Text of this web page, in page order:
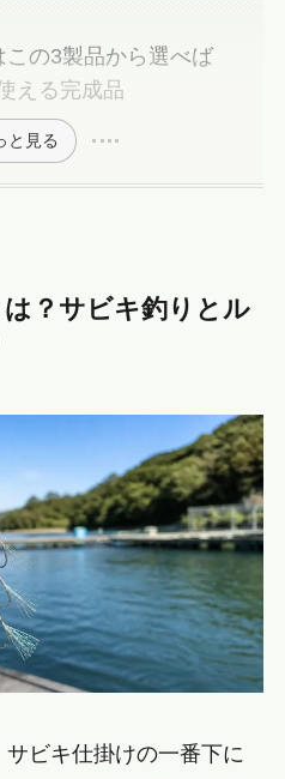
の3製品から選べば
える完成品
と見る
？サビキ釣りとル
ビキ仕掛けの一番下に